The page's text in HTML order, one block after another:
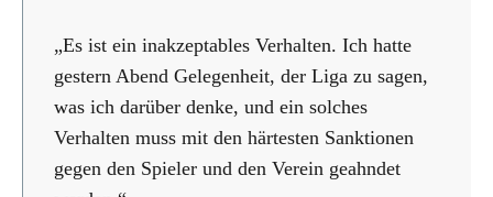
„Es ist ein inakzeptables Verhalten. Ich hatte
gestern Abend Gelegenheit, der Liga zu sagen,
was ich darüber denke, und ein solches
Verhalten muss mit den härtesten Sanktionen
gegen den Spieler und den Verein geahndet